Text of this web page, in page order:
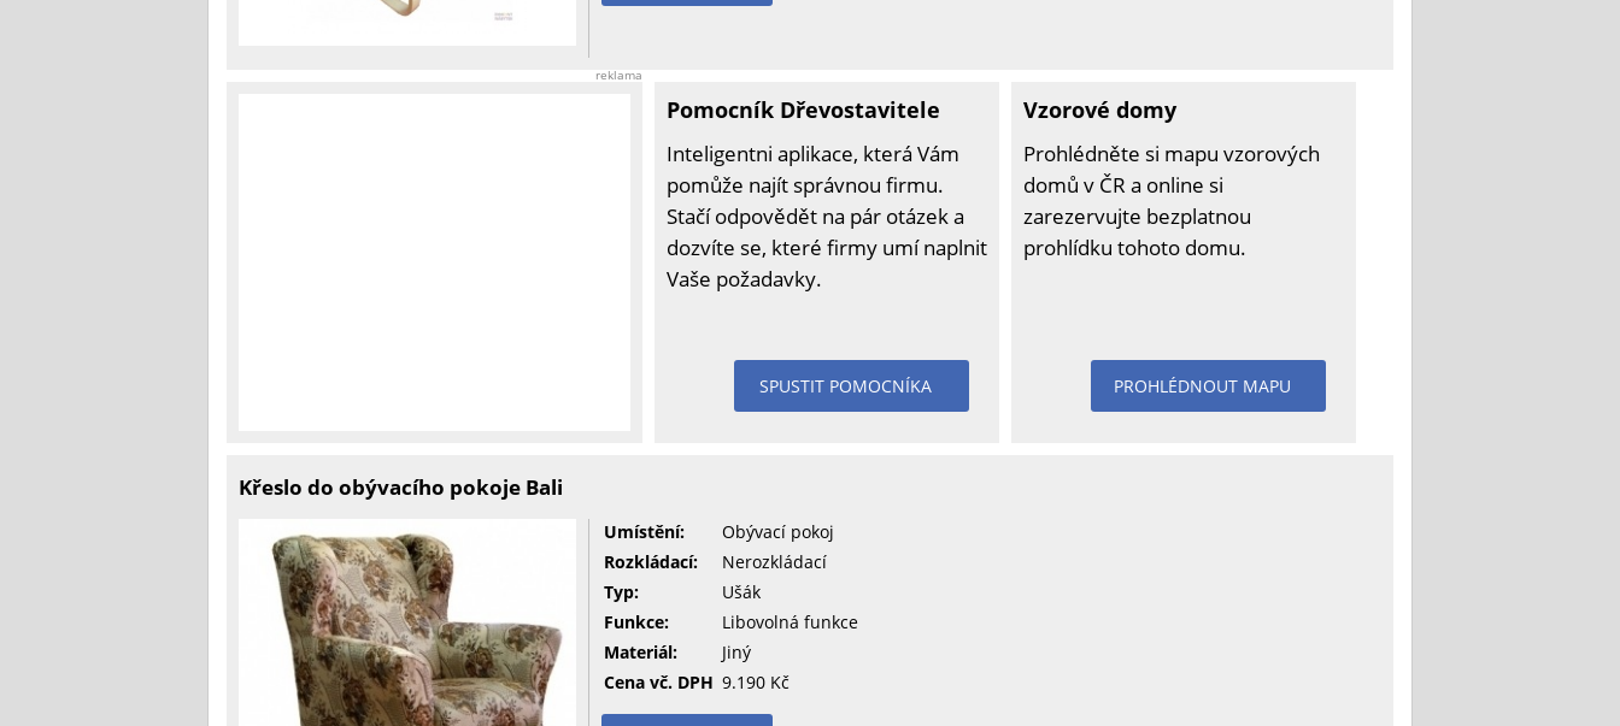
reklama
Pomocník Dřevostavitele
Inteligentni aplikace, která Vám
pomůže najít správnou firmu.
Stačí odpovědět na pár otázek a
dozvíte se, které firmy umí naplnit
Vaše požadavky.
SPUSTIT POMOCNÍKA
Vzorové domy
Prohlédněte si mapu vzorových
domů v ČR a online si
zarezervujte bezplatnou
prohlídku tohoto domu.
PROHLÉDNOUT MAPU
Křeslo do obývacího pokoje Bali
Umístění:
Obývací pokoj
Rozkládací:
Nerozkládací
Typ:
Ušák
Funkce:
Libovolná funkce
Materiál:
Jiný
Cena vč. DPH 9.190 Kč